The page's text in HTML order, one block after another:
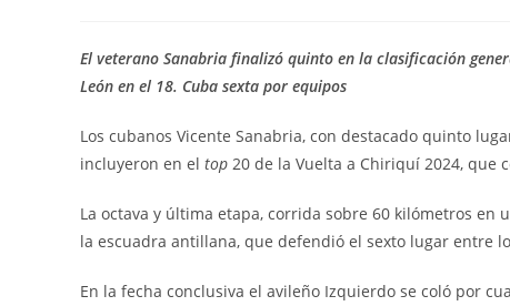
entrada:
entrada:
El veterano Sanabria finalizó quinto en la clasificación
León en el 18. Cuba sexta por equipos
Los cubanos Vicente Sanabria, con destacado quinto
incluyeron en el top 20 de la Vuelta a Chiriquí 2024, que
La octava y última etapa, corrida sobre 60 kilómetros
la escuadra antillana, que defendió el sexto lugar entre
En la fecha conclusiva el avileño Izquierdo se coló por